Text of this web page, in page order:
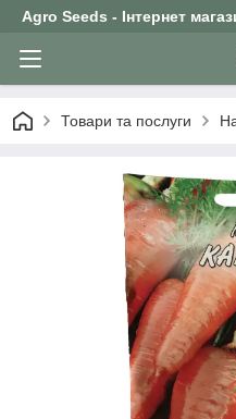
Agro Seeds - Інтернет
Товари та послуги